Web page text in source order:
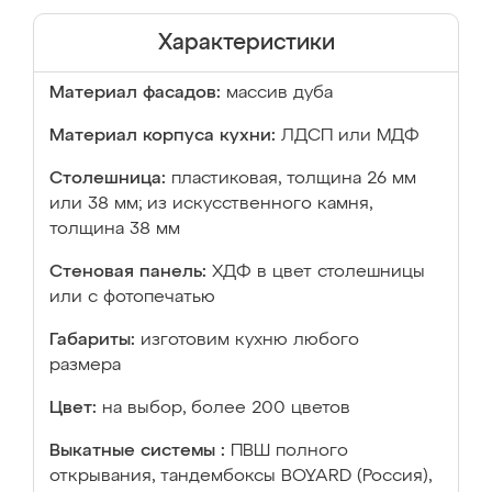
Характеристики
Материал фасадов: массив дуба
Материал корпуса кухни: ЛДСП или МДФ
Столешница: пластиковая, толщина 26 мм
или 38 мм; из искусственного камня,
толщина 38 мм
Стеновая панель: ХДФ в цвет столешницы
или с фотопечатью
Габариты: изготовим кухню любого
размера
Цвет: на выбор, более 200 цветов
Выкатные системы :
ПВШ полного
открывания, тандембоксы BOYARD (Россия),